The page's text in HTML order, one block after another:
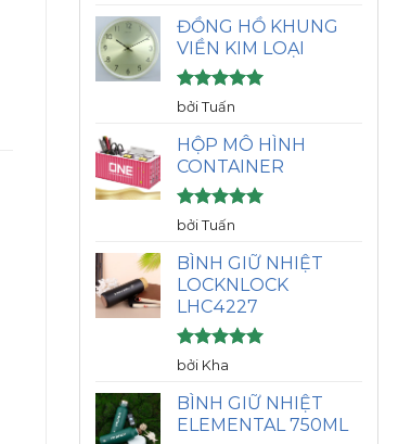
sao
ĐỒNG HỒ KHUNG
VIỀN KIM LOẠI
Được xếp
sao
bởi Tuấn
HỘP MÔ HÌNH
CONTAINER
Được xếp
sao
bởi Tuấn
BÌNH GIỮ NHIỆT
LOCKNLOCK
LHC4227
Được xếp
sao
bởi Kha
BÌNH GIỮ NHIỆT
ELEMENTAL 750ML